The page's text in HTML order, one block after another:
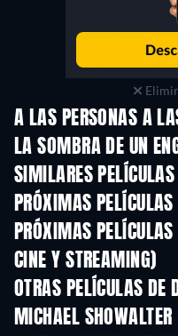
A LAS PERSONAS A
LA SOMBRA DE UN
SIMILARES PELÍCULAS
PRÓXIMAS PELÍCULAS
PRÓXIMAS
CINE Y STREAMING)
OTRAS PELÍCULAS DE
MICHAEL SHOWALTER